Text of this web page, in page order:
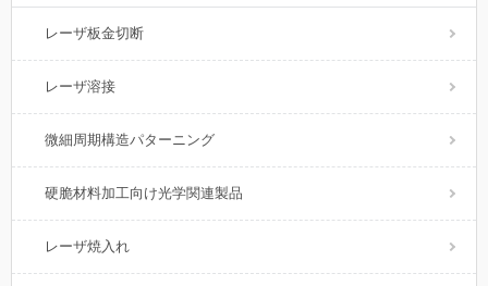
レーザ板金切断
レーザ溶接
微細周期構造パターニング
硬脆材料加工向け光学関連製品
レーザ焼入れ